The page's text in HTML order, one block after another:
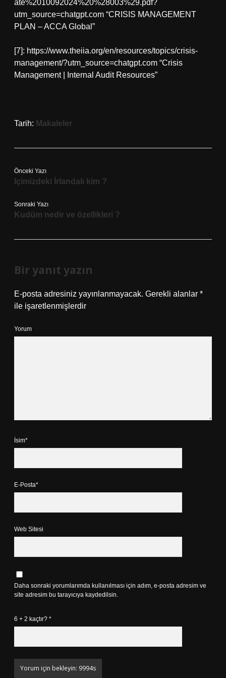
ate%2010092024%20%28003%29.pdf?
utm_source=chatgpt.com “CRISIS MANAGEMENT
PLAN – ACCA Global”
[7]: https://www.theiia.org/en/resources/topics/crisis-
management/?utm_source=chatgpt.com “Crisis
Management | Internal Audit Resources”
Tarih: Makaleler
Önceki Yazı
Içimizdeki İrlandalı kim ?
Sonraki Yazı
Kudüm nedir ve özellikleri ?
Bir yanıt yazın
E-posta adresiniz yayınlanmayacak. Gerekli alanlar *
ile işaretlenmişlerdir
Yorum
İsim*
E-Posta*
Web Sitesi
Daha sonraki yorumlarımda kullanılması için adım, e-posta adresim ve
site adresim bu tarayıcıya kaydedilsin.
6 + 2 kaçtır? *